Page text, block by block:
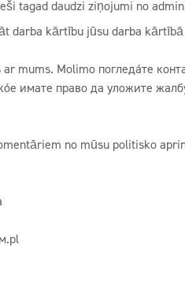
tagad daudzi ziņojumi no
kārtību jūsu darba kārtībā
mums. Molimo погледајте
имате право да уложите
no mūsu politisko